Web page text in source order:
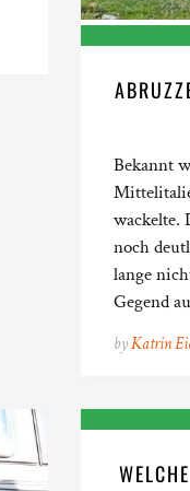
Bekannt
wackelte.
noch
lange
Gegend
byKatrin